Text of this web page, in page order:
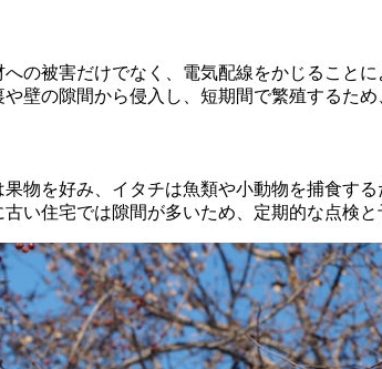
被害だけでなく、電気配線をかじること
の隙間から侵入し、短期間で繁殖するた
物を好み、イタチは魚類や小動物を捕食す
い住宅では隙間が多いため、定期的な点検と